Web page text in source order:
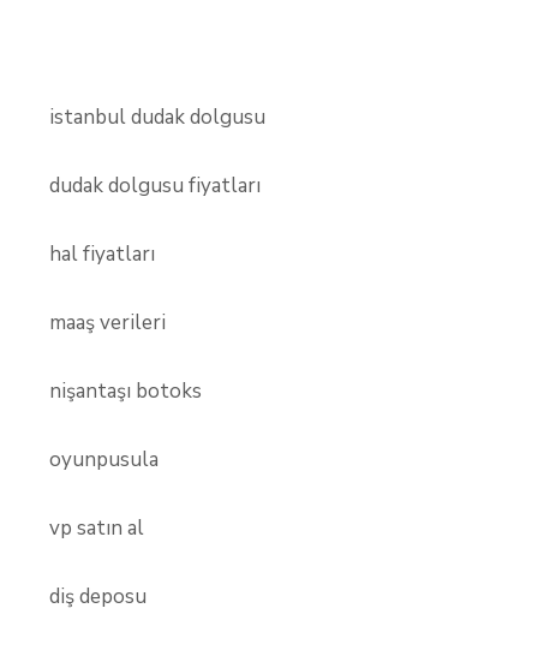
istanbul dudak dolgusu
dudak dolgusu fiyatları
hal fiyatları
maaş verileri
nişantaşı botoks
oyunpusula
vp satın al
diş deposu